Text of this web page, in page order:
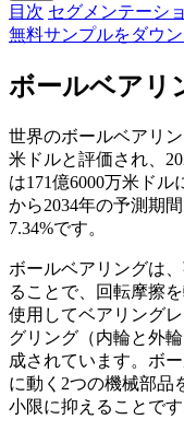
目次 セグメンテーシ
無料サンプルをダウ
ボールベアリ
世界のボールベアリ
米ドルと評価され、
は171億6000万米ド
から2034年の予測期
7.34%です。
ボールベアリングは
ることで、回転摩擦
使用してベアリング
グリング（内輪と外
成されています。ボ
に動く2つの機械部品
小限に抑えることです